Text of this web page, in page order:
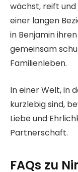
wächst, reift und
einer langen
in Benjamin
gemeinsam
Familienleben.
In einer Welt, in
kurzlebig sind,
Liebe und
Partnerschaft.
FAQs zu